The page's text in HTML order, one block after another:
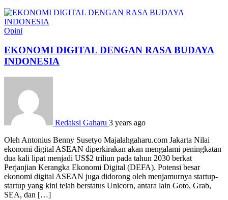
Opini
EKONOMI DIGITAL DENGAN RASA BUDAYA
INDONESIA
Redaksi Gaharu 3 years ago
Oleh Antonius Benny Susetyo Majalahgaharu.com Jakarta Nilai
ekonomi digital ASEAN diperkirakan akan mengalami peningkatan
dua kali lipat menjadi US$2 triliun pada tahun 2030 berkat
Perjanjian Kerangka Ekonomi Digital (DEFA). Potensi besar
ekonomi digital ASEAN juga didorong oleh menjamurnya startup-
startup yang kini telah berstatus Unicorn, antara lain Goto, Grab,
SEA, dan […]